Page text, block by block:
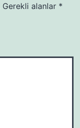
Gerekli alanlar *